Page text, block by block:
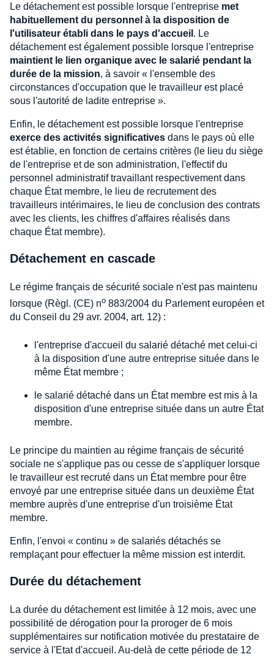
Le détachement est possible lorsque l'entreprise met
habituellement du personnel à la disposition de
l'utilisateur établi dans le pays d'accueil . Le
détachement est également possible lorsque l'entreprise
maintient le lien organique avec le salarié pendant la
durée de la mission, à savoir « l'ensemble des
circonstances d'occupation que le travailleur est placé
sous l'autorité de ladite entreprise ».
Enfin, le détachement est possible lorsque l'entreprise
exerce des activités significatives dans le pays où elle
est établie, en fonction de certains critères (le lieu du siège
de l'entreprise et de son administration, l'effectif du
personnel administratif travaillant respectivement dans
chaque État membre, le lieu de recrutement des
travailleurs intérimaires, le lieu de conclusion des contrats
avec les clients, les chiffres d'affaires réalisés dans
chaque État membre).
Détachement en cascade
Le régime français de sécurité sociale n'est pas maintenu
lorsque (Règl. (CE) no 883/2004 du Parlement européen et
du Conseil du 29 avr. 2004, art. 12) :
l'entreprise d'accueil du salarié détaché met celui-ci
à la disposition d'une autre entreprise située dans le
même État membre ;
le salarié détaché dans un État membre est mis à la
disposition d'une entreprise située dans un autre État
membre.
Le principe du maintien au régime français de sécurité
sociale ne s'applique pas ou cesse de s'appliquer lorsque
le travailleur est recruté dans un État membre pour être
envoyé par une entreprise située dans un deuxième État
membre auprès d'une entreprise d'un troisième État
membre.
Enfin, l'envoi « continu » de salariés détachés se
remplaçant pour effectuer la même mission est interdit.
Durée du détachement
La durée du détachement est limitée à 12 mois, avec une
possibilité de dérogation pour la proroger de 6 mois
supplémentaires sur notification motivée du prestataire de
service à l'Etat d'accueil. Au-delà de cette période de 12